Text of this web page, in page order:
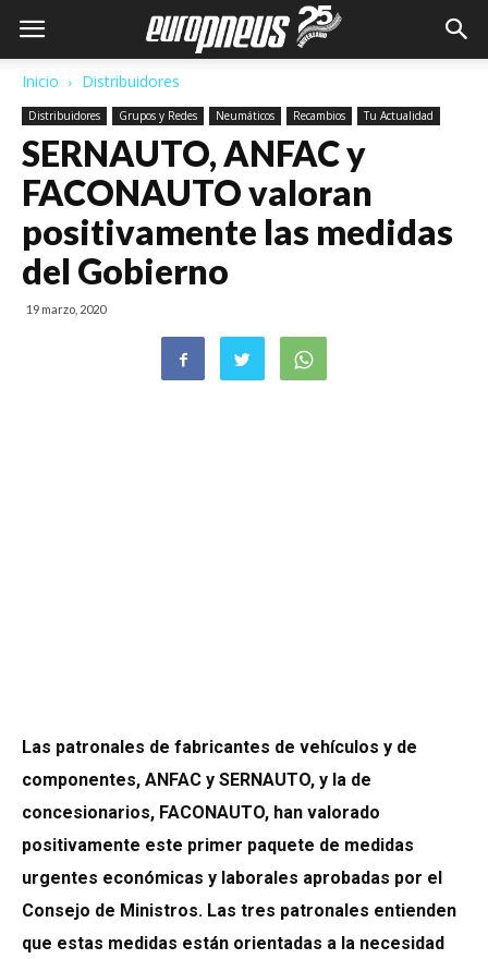
Inicio Distribuidores
Distribuidores Grupos y Redes Neumáticos Recambios Tu Actualidad
SERNAUTO, ANFAC y
FACONAUTO valoran
positivamente las medidas
del Gobierno
19 marzo, 2020
Las patronales de fabricantes de vehículos y de
componentes, ANFAC y SERNAUTO, y la de
concesionarios, FACONAUTO, han valorado
positivamente este primer paquete de medidas
urgentes económicas y laborales aprobadas por el
Consejo de Ministros. Las tres patronales entienden
que estas medidas están orientadas a la necesidad